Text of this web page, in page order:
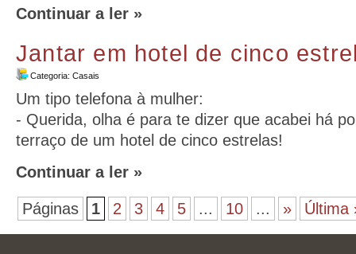
Continuar a ler »
Jantar em hotel de cinco
Categoria: Casais
Um tipo telefona à mulher:
- Querida, olha é para te dizer que acabei há
terraço de um hotel de cinco estrelas!
Continuar a ler »
Páginas 1 2 3 4 5 ... 10 ... » Última